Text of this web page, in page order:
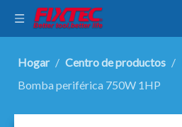
Hogar / Centro de productos /
Bomba periférica 750W 1HP